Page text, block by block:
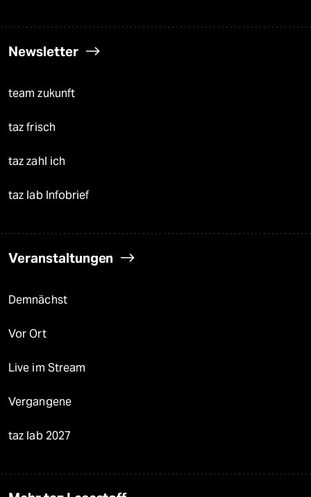
Newsletter
team zukunft
taz frisch
taz zahl ich
taz lab Infobrief
Veranstaltungen
Demnächst
Vor Ort
Live im Stream
Vergangene
taz lab 2027